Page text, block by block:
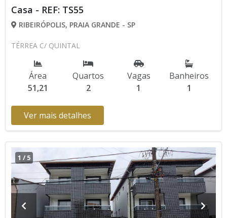
Casa - REF: TS55
RIBEIRÓPOLIS, PRAIA GRANDE - SP
TÉRREA C/ QUINTAL
Área
51,21
Quartos
2
Vagas
1
Banheiros
1
Ver mais detalhes
1 / 5